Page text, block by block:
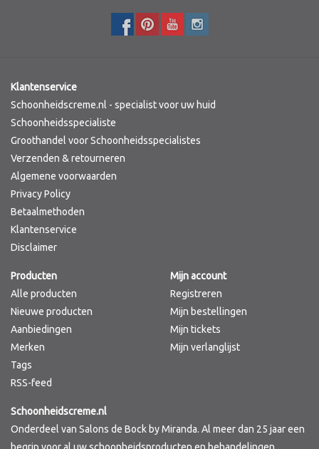
Klantenservice
Schoonheidscreme.nl - specialist voor uw huid
Schoonheidsspecialiste
Groothandel voor Schoonheidsspecialistes
Verzenden & retourneren
Algemene voorwaarden
Privacy Policy
Betaalmethoden
Klantenservice
Disclaimer
Producten
Alle producten
Nieuwe producten
Aanbiedingen
Merken
Tags
RSS-feed
Mijn account
Registreren
Mijn bestellingen
Mijn tickets
Mijn verlanglijst
Schoonheidscreme.nl
Onderdeel van Salons de Bock by Miranda. Al meer dan 25 jaar een